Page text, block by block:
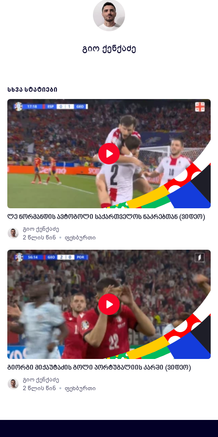
გიო ქენქაძე
ᲡᲮᲕᲐ ᲡᲢᲐᲢᲘᲔᲑᲘ
ლე ნორმანდის ავტოგოლი საქართველოს ნაკრებთან (ვიდეო)
გიო ქენქაძე
2 წლის წინ
ფეხბურთი
გიორგი მიქაუტაძის გოლი პორტუგალიის კარში (ვიდეო)
გიო ქენქაძე
2 წლის წინ
ფეხბურთი